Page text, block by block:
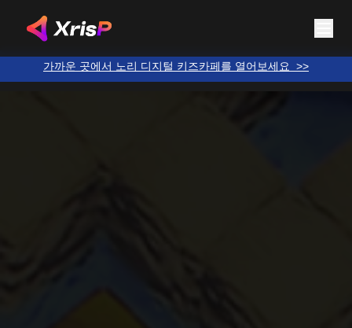
NORI Park & Vegaland — Digital Kids Cafés
가까운 곳에서 노리 디지털 키즈카페를 열어보세요 >>